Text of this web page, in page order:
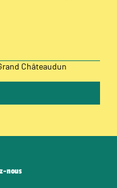
Châteaudun
nous